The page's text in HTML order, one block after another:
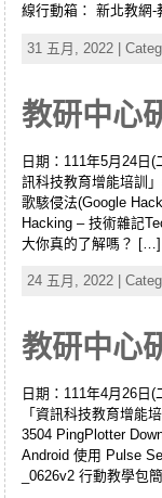
線行動箱： 新北教網
31 五月, 2022 |
教研中心
日期：111年5月24日
訊科技教育增能培訓
歌駭侵法(Google
Hacking – 技術雜記
大你真的了解嗎？ […]
24 五月, 2022 |
教研中心
日期：111年4月26日
「資訊科技教育增能
3504 PingPlotter
Android 使用 Pulse
_0626v2 行動教學包